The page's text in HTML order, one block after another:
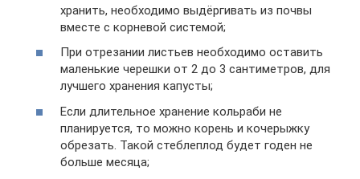
хранить, необходимо выдёргивать из почвы
вместе с корневой системой;
При отрезании листьев необходимо оставить
маленькие черешки от 2 до 3 сантиметров, для
лучшего хранения капусты;
Если длительное хранение кольраби не
планируется, то можно корень и кочерыжку
обрезать. Такой стеблеплод будет годен не
больше месяца;